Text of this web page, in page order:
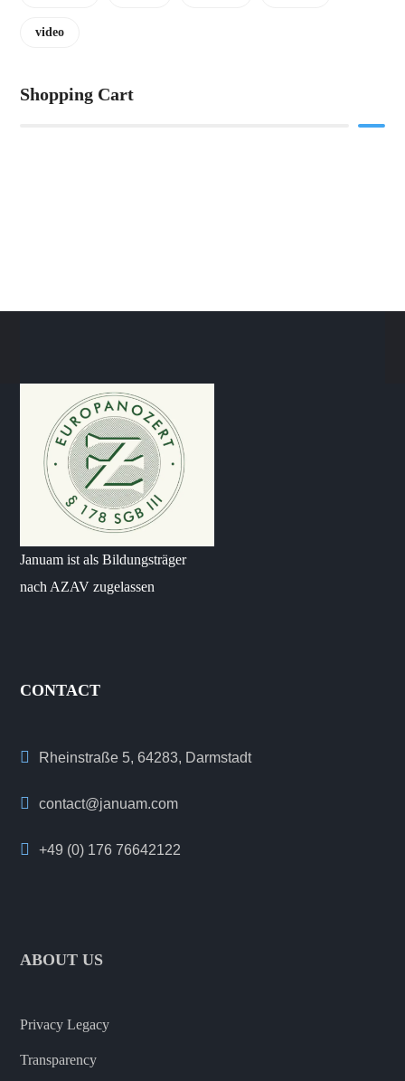
video
Shopping Cart
Januam ist als Bildungsträger
nach AZAV zugelassen
CONTACT
Rheinstraße 5, 64283, Darmstadt
contact@januam.com
+49 (0) 176 76642122
ABOUT US
Privacy Legacy
Transparency